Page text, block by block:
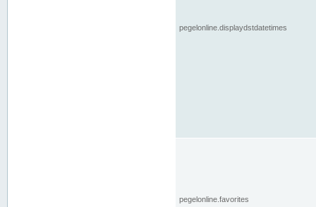
pegelonline.displaydstdatetimes
pegelonline.favorites